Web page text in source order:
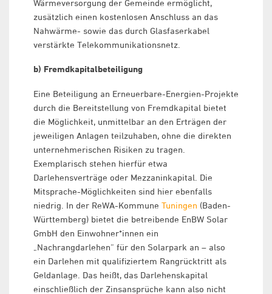
Wärmeversorgung der Gemeinde ermöglicht,
zusätzlich einen kostenlosen Anschluss an das
Nahwärme- sowie das durch Glasfaserkabel
verstärkte Telekommunikationsnetz.
b) Fremdkapitalbeteiligung
Eine Beteiligung an Erneuerbare-Energien-Projekte
durch die Bereitstellung von Fremdkapital bietet
die Möglichkeit, unmittelbar an den Erträgen der
jeweiligen Anlagen teilzuhaben, ohne die direkten
unternehmerischen Risiken zu tragen.
Exemplarisch stehen hierfür etwa
Darlehensverträge oder Mezzaninkapital. Die
Mitsprache-Möglichkeiten sind hier ebenfalls
niedrig. In der ReWA-Kommune Tuningen (Baden-
Württemberg) bietet die betreibende EnBW Solar
GmbH den Einwohner*innen ein
„Nachrangdarlehen“ für den Solarpark an – also
ein Darlehen mit qualifiziertem Rangrücktritt als
Geldanlage. Das heißt, das Darlehenskapital
einschließlich der Zinsansprüche kann also nicht